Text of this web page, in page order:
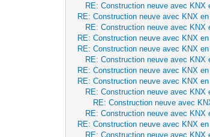
RE: Construction neuve avec KNX
RE: Construction neuve avec KNX
RE: Construction neuve avec KNX
RE: Construction neuve avec KNX
RE: Construction neuve avec KNX
RE: Construction neuve avec KNX
RE: Construction neuve avec KNX
RE: Construction neuve avec KNX
RE: Construction neuve avec KNX
RE: Construction neuve avec
RE: Construction neuve avec KNX
RE: Construction neuve avec KNX
RE: Construction neuve avec KNX